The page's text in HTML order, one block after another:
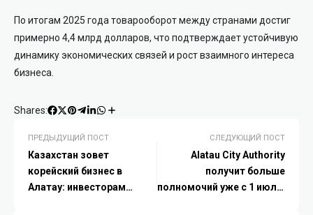
По итогам 2025 года товарооборот между странами достиг
примерно 4,4 млрд долларов, что подтверждает устойчивую
динамику экономических связей и рост взаимного интереса
бизнеса.
Shares:
ПРЕДЫДУЩИЙ ПОСТ
Казахстан зовет
корейский бизнес в
Алатау: инвесторам
СЛЕДУЮЩИЙ ПОСТ
Alatau City Authority
получит больше
полномочий уже с 1 июля: